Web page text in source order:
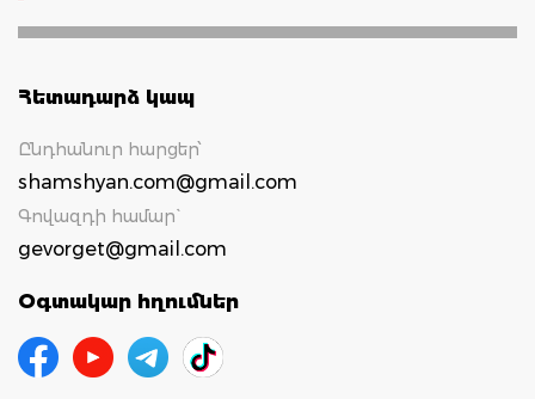
Հետադարձ կապ
Ընդհանուր հարցեր՝
shamshyan.com@gmail.com
Գովազդի համար`
gevorget@gmail.com
Օգտակար հղումներ